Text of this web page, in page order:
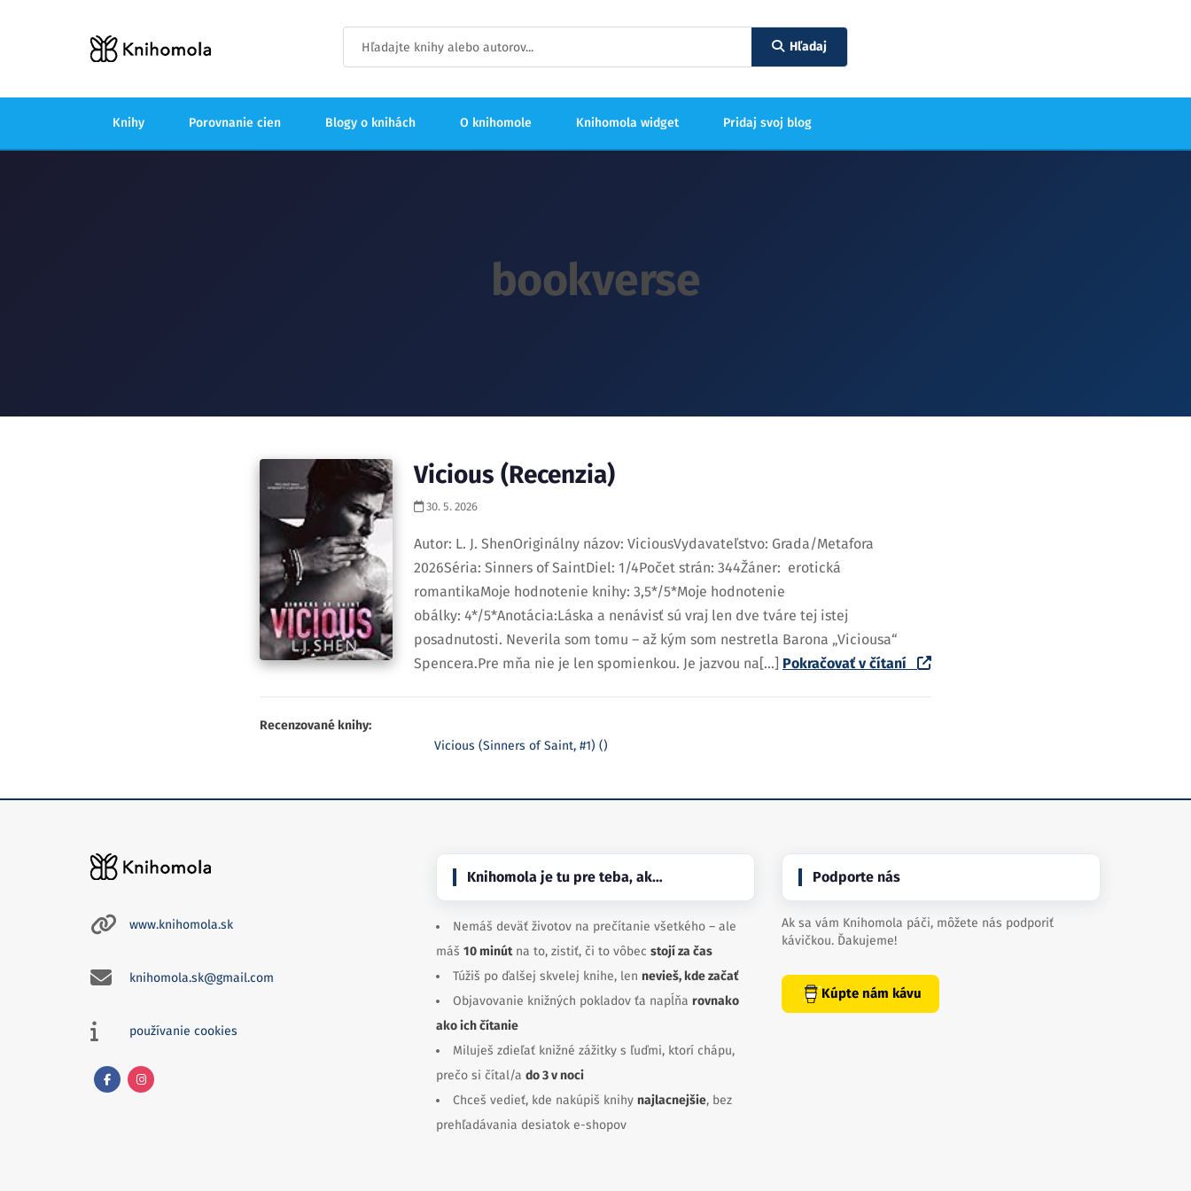
Hľadaj
Knihy Porovnanie cien Blogy o knihách O knihomole Knihomola widget Pridaj svoj blog
bookverse
Vicious (Recenzia)
30. 5. 2026
Autor: L. J. ShenOriginálny názov: ViciousVydavateľstvo: Grada/Metafora
2026Séria: Sinners of SaintDiel: 1/4Počet strán: 344Žáner: erotická
romantikaMoje hodnotenie knihy: 3,5*/5*Moje hodnotenie
obálky: 4*/5*Anotácia:Láska a nenávisť sú vraj len dve tváre tej istej
posadnutosti. Neverila som tomu – až kým som nestretla Barona „Viciousa“
Spencera.Pre mňa nie je len spomienkou. Je jazvou na[...] Pokračovať v čítaní
Recenzované knihy:
Vicious (Sinners of Saint, #1) ()
www.knihomola.sk
knihomola.sk@gmail.com
používanie cookies
Knihomola je tu pre teba, ak…
Nemáš deväť životov na prečítanie všetkého – ale
máš 10 minútna to, zistiť, či to vôbec stojí za čas
Túžiš po ďalšej skvelej knihe, len nevieš, kde začať
Objavovanie knižných pokladov ťa napĺňa rovnako
ako ich čítanie
Miluješ zdieľať knižné zážitky s ľuďmi, ktorí chápu,
prečo si čítal/a do 3 v noci
Chceš vedieť, kde nakúpiš knihy najlacnejšie, bez
prehľadávania desiatok e-shopov
Podporte nás
Ak sa vám Knihomola páči, môžete nás podporiť
kávičkou. Ďakujeme!
Kúpte nám kávu